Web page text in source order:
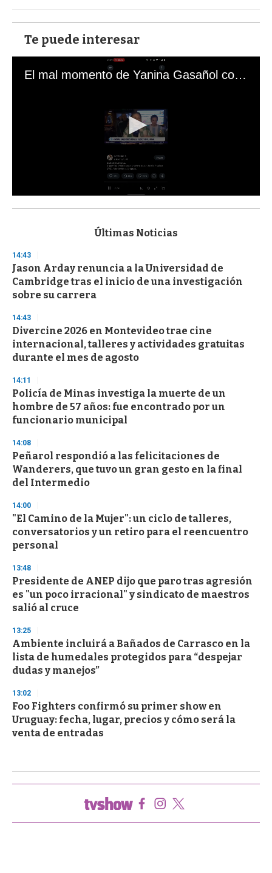
Te puede interesar
El mal momento de Yanina Gasañol con un hincha argentino en "Subrayado"
s
d
s
o
f
3
s
e
c
o
n
Últimas Noticias
14:43
Jason Arday renuncia a la Universidad de
Cambridge tras el inicio de una investigación
sobre su carrera
14:43
Divercine 2026 en Montevideo trae cine
internacional, talleres y actividades gratuitas
durante el mes de agosto
14:11
Policía de Minas investiga la muerte de un
hombre de 57 años: fue encontrado por un
funcionario municipal
14:08
Peñarol respondió a las felicitaciones de
Wanderers, que tuvo un gran gesto en la final
del Intermedio
14:00
"El Camino de la Mujer": un ciclo de talleres,
conversatorios y un retiro para el reencuentro
personal
13:48
Presidente de ANEP dijo que paro tras agresión
es "un poco irracional" y sindicato de maestros
salió al cruce
13:25
Ambiente incluirá a Bañados de Carrasco en la
lista de humedales protegidos para “despejar
dudas y manejos”
13:02
Foo Fighters confirmó su primer show en
Uruguay: fecha, lugar, precios y cómo será la
venta de entradas